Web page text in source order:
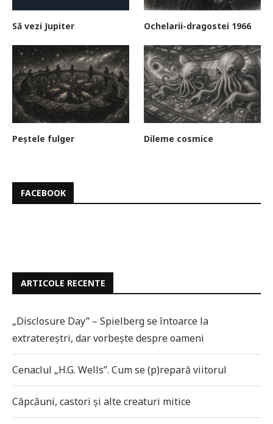
Să vezi Jupiter Ochelarii-dragostei 1966
Peștele fulger Dileme cosmice
FACEBOOK
ARTICOLE RECENTE
„Disclosure Day” – Spielberg se întoarce la
extratereștri, dar vorbește despre oameni
Cenaclul „H.G. Wells”. Cum se (p)repară viitorul
Căpcăuni, castori și alte creaturi mitice